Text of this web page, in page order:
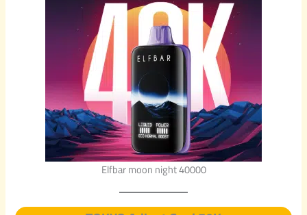
Elfbar moon night 40000